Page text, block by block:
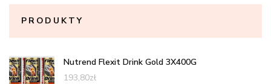
PRODUKTY
Nutrend Flexit Drink Gold 3X400G
193,80zł